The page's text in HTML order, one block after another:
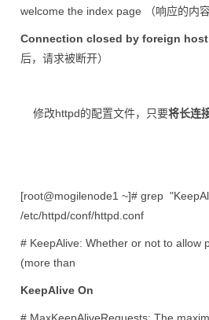
welcome the index page （响应的内容
Connection closed by foreign host
后，请求被断开）
修改httpd的配置文件，只要将长连
[root@mogilenode1 ~]# grep
/etc/httpd/conf/httpd.conf
# KeepAlive: Whether or not to allow
(more than
KeepAlive On